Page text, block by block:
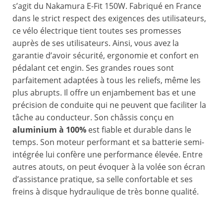
s’agit du Nakamura E-Fit 150W. Fabriqué en France
dans le strict respect des exigences des utilisateurs,
ce vélo électrique tient toutes ses promesses
auprès de ses utilisateurs. Ainsi, vous avez la
garantie d’avoir sécurité, ergonomie et confort en
pédalant cet engin. Ses grandes roues sont
parfaitement adaptées à tous les reliefs, même les
plus abrupts. Il offre un enjambement bas et une
précision de conduite qui ne peuvent que faciliter la
tâche au conducteur. Son châssis conçu en
aluminium à 100% est fiable et durable dans le
temps. Son moteur performant et sa batterie semi-
intégrée lui confère une performance élevée. Entre
autres atouts, on peut évoquer à la volée son écran
d’assistance pratique, sa selle confortable et ses
freins à disque hydraulique de très bonne qualité.